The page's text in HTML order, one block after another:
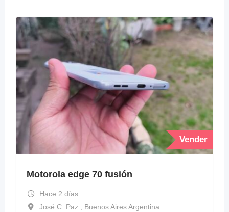
Vender
Motorola edge 70 fusión
Hace 2 días
José C. Paz , Buenos Aires Argentina